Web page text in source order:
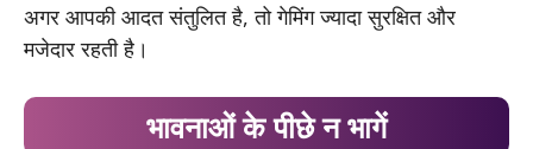
अगर आपकी आदत संतुलित है, तो गेमिंग ज्यादा सुरक्षित और
मजेदार रहती है।
भावनाओं के पीछे न भागें